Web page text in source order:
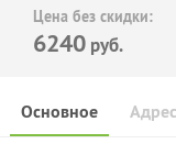
Цена без скидки:
6240 руб.
Основное